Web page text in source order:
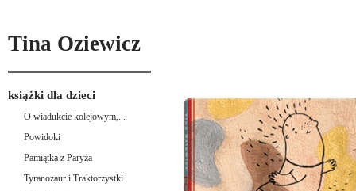
Tina Oziewicz
książki dla dzieci
O wiadukcie kolejowym,...
Powidoki
Pamiątka z Paryża
Tyranozaur i Traktorzystki